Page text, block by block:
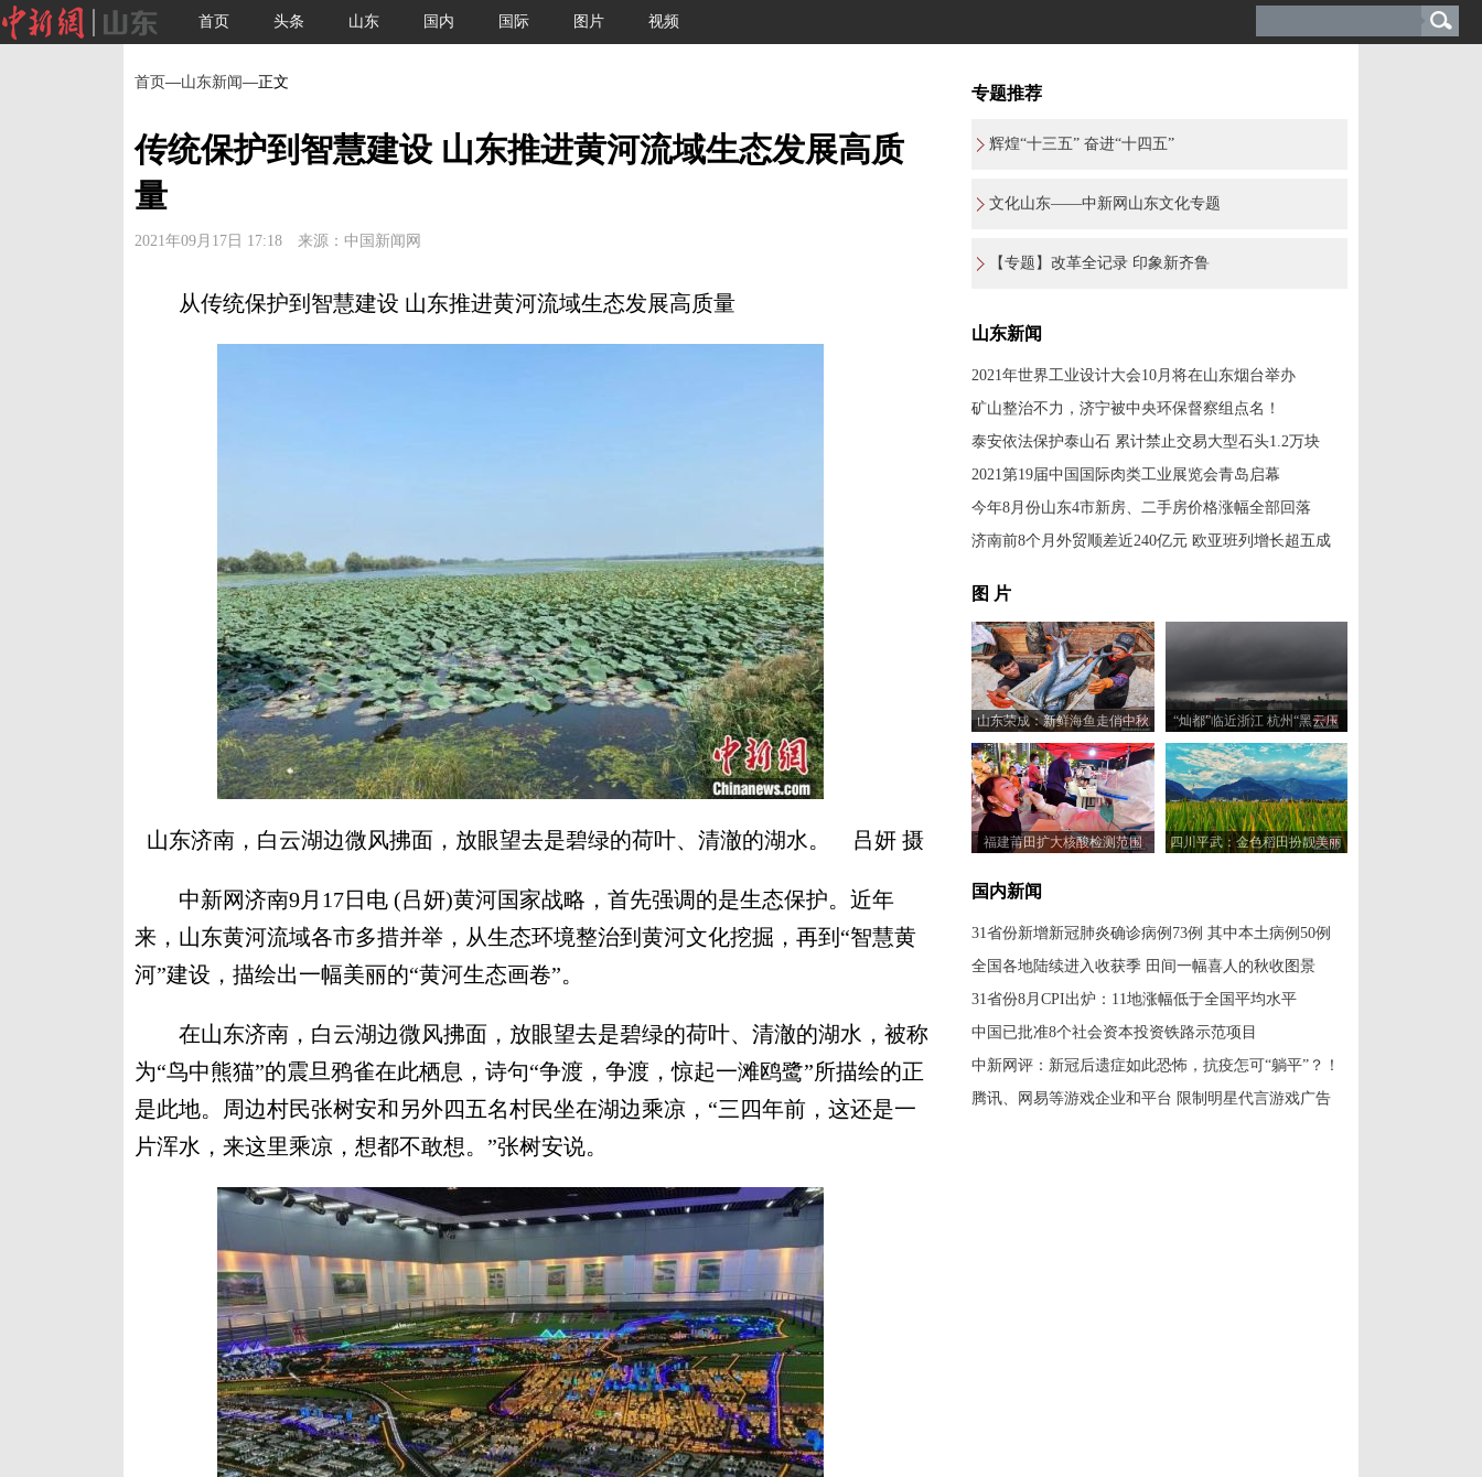
首页 头条 山东 国内 国际 图片 视频
首页—山东新闻—正文
传统保护到智慧建设 山东推进黄河流域生态发展高质
量
2021年09月17日 17:18 来源：中国新闻网
从传统保护到智慧建设 山东推进黄河流域生态发展高质量
山东济南，白云湖边微风拂面，放眼望去是碧绿的荷叶、清澈的湖水。 吕妍 摄
中新网济南9月17日电 (吕妍)黄河国家战略，首先强调的是生态保护。近年
来，山东黄河流域各市多措并举，从生态环境整治到黄河文化挖掘，再到“智慧黄
河”建设，描绘出一幅美丽的“黄河生态画卷”。
在山东济南，白云湖边微风拂面，放眼望去是碧绿的荷叶、清澈的湖水，被称
为“鸟中熊猫”的震旦鸦雀在此栖息，诗句“争渡，争渡，惊起一滩鸥鹭”所描绘的正
是此地。周边村民张树安和另外四五名村民坐在湖边乘凉，“三四年前，这还是一
片浑水，来这里乘凉，想都不敢想。”张树安说。
专题推荐
辉煌“十三五” 奋进“十四五”
文化山东——中新网山东文化专题
【专题】改革全记录 印象新齐鲁
山东新闻
2021年世界工业设计大会10月将在山东烟台举办
矿山整治不力，济宁被中央环保督察组点名！
泰安依法保护泰山石 累计禁止交易大型石头1.2万块
2021第19届中国国际肉类工业展览会青岛启幕
今年8月份山东4市新房、二手房价格涨幅全部回落
济南前8个月外贸顺差近240亿元 欧亚班列增长超五成
图 片
山东荣成：新鲜海鱼走俏中秋
市场
“灿都”临近浙江 杭州“黑云压
城”
福建莆田扩大核酸检测范围
四川平武：金色稻田扮靓美丽
国内新闻
31省份新增新冠肺炎确诊病例73例 其中本土病例50例
全国各地陆续进入收获季 田间一幅喜人的秋收图景
31省份8月CPI出炉：11地涨幅低于全国平均水平
中国已批准8个社会资本投资铁路示范项目
中新网评：新冠后遗症如此恐怖，抗疫怎可“躺平”？！
腾讯、网易等游戏企业和平台 限制明星代言游戏广告